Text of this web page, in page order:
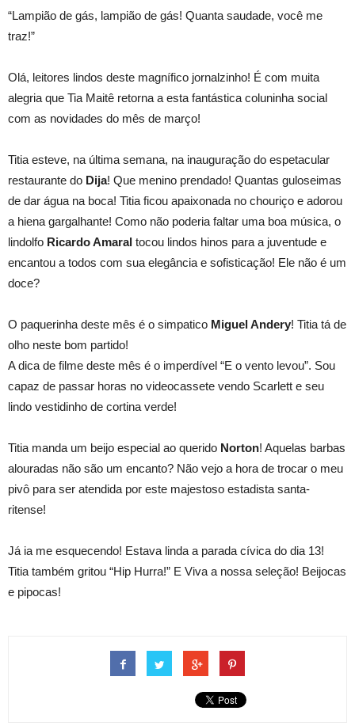
“Lampião de gás, lampião de gás! Quanta saudade, você me
traz!”
Olá, leitores lindos deste magnífico jornalzinho! É com muita
alegria que Tia Maitê retorna a esta fantástica coluninha social
com as novidades do mês de março!
Titia esteve, na última semana, na inauguração do espetacular
restaurante do Dija! Que menino prendado! Quantas guloseimas
de dar água na boca! Titia ficou apaixonada no chouriço e adorou
a hiena gargalhante! Como não poderia faltar uma boa música, o
lindolfo Ricardo Amaral tocou lindos hinos para a juventude e
encantou a todos com sua elegância e sofisticação! Ele não é um
doce?
O paquerinha deste mês é o simpatico Miguel Andery! Titia tá de
olho neste bom partido!
A dica de filme deste mês é o imperdível “E o vento levou”. Sou
capaz de passar horas no videocassete vendo Scarlett e seu
lindo vestidinho de cortina verde!
Titia manda um beijo especial ao querido Norton! Aquelas barbas
alouradas não são um encanto? Não vejo a hora de trocar o meu
pivô para ser atendida por este majestoso estadista santa-
ritense!
Já ia me esquecendo! Estava linda a parada cívica do dia 13!
Titia também gritou “Hip Hurra!” E Viva a nossa seleção! Beijocas
e pipocas!